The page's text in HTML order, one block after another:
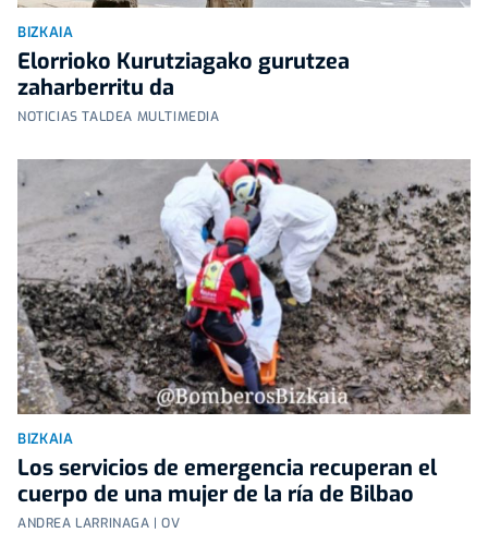
BIZKAIA
Elorrioko Kurutziagako gurutzea
zaharberritu da
NOTICIAS TALDEA MULTIMEDIA
BIZKAIA
Los servicios de emergencia recuperan el
cuerpo de una mujer de la ría de Bilbao
ANDREA LARRINAGA | OV